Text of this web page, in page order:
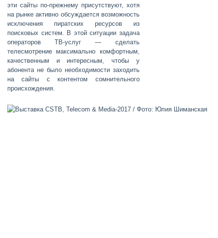
эти сайты по-прежнему присутствуют, хотя
на рынке активно обсуждается возможность
исключения пиратских ресурсов из
поисковых систем. В этой ситуации задача
операторов ТВ-услуг — сделать
телесмотрение максимально комфортным,
качественным и интересным, чтобы у
абонента не было необходимости заходить
на сайты с контентом сомнительного
происхождения.